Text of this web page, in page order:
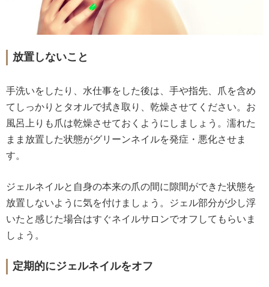
放置しないこと
手洗いをしたり、水仕事をした後は、手や指先、爪を含め
てしっかりとタオルで拭き取り、乾燥させてください。お
風呂上りも爪は乾燥させておくようにしましょう。濡れた
まま放置した状態がグリーンネイルを発症・悪化させま
す。
ジェルネイルと自身の本来の爪の間に隙間ができた状態を
放置しないように気を付けましょう。ジェル部分が少し浮
いたと感じた場合はすぐネイルサロンでオフしてもらいま
しょう。
定期的にジェルネイルをオフ